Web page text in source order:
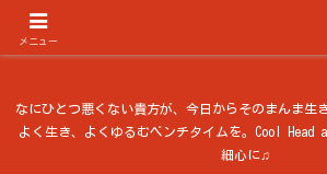
なにひとつ悪くない貴方が、今日からそのまんま生
よく生き、よくゆるむベンチタイムを。Cool Head
細心に♫
メニュー